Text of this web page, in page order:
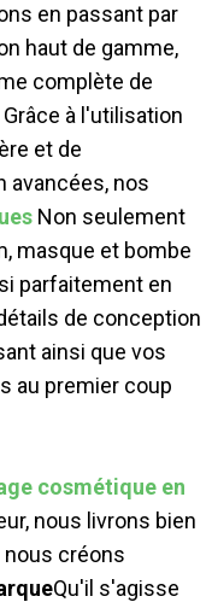
en passant par
haut de gamme,
complète de
à l'utilisation
et de
avancées, nos
Non seulement
masque et bombe
parfaitement en
de conception
ainsi que vos
au premier coup
cosmétique en
nous livrons bien
nous créons
Qu'il s'agisse